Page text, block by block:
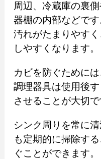
周辺、冷蔵庫の裏
器棚の内部などで
汚れがたまりやす
しやすくなります。
カビを防ぐために
調理器具は使用後
させることが大切で
シンク周りを常に
も定期的に掃除す
ぐことができます。